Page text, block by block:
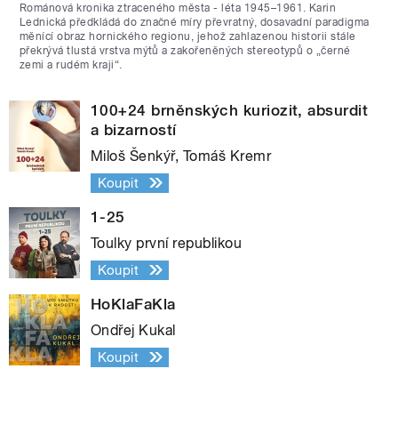
Románová kronika ztraceného města - léta 1945–1961. Karin
Lednická předkládá do značné míry převratný, dosavadní paradigma
měnící obraz hornického regionu, jehož zahlazenou historii stále
překrývá tlustá vrstva mýtů a zakořeněných stereotypů o „černé
zemi a rudém kraji“.
100+24 brněnských kuriozit, absurdit
a bizarností
Miloš Šenkýř, Tomáš Kremr
Koupit
1-25
Toulky první republikou
Koupit
HoKlaFaKla
Ondřej Kukal
Koupit